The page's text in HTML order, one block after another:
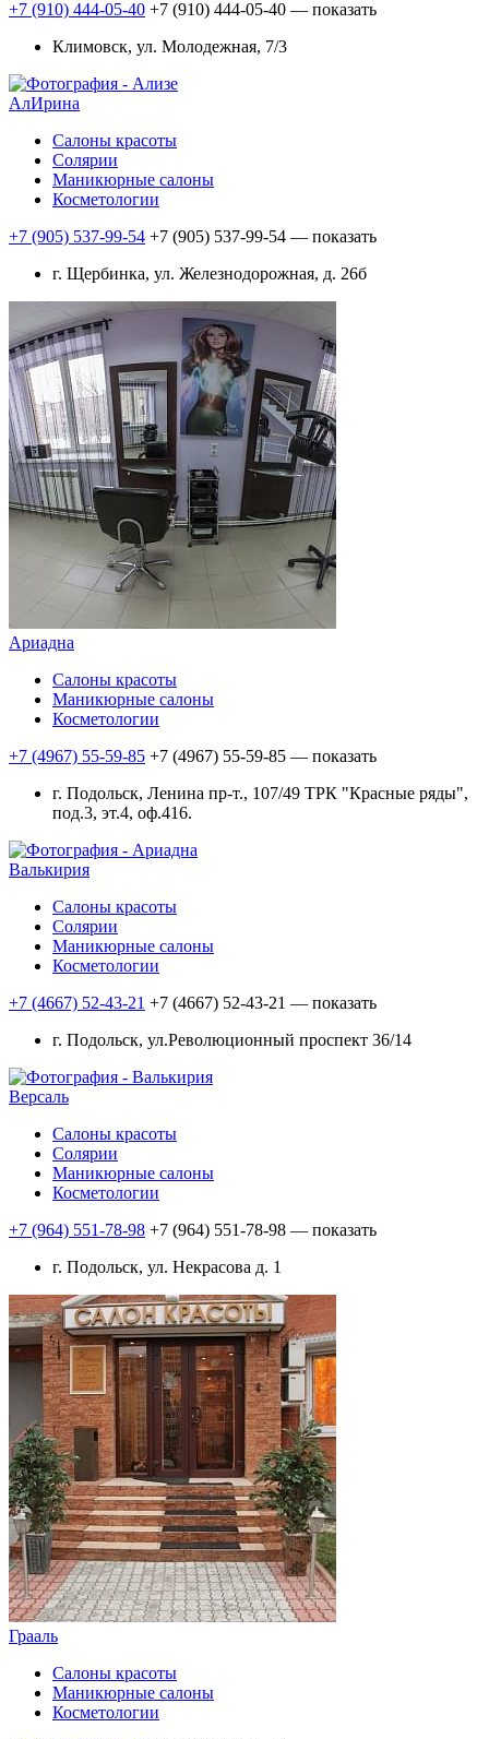
+7 (910) 444-05-40 +7 (910) 444-05-40 — показать
Климовск, ул. Молодежная, 7/3
АлИрина
Салоны красоты
Солярии
Маникюрные салоны
Косметологии
+7 (905) 537-99-54 +7 (905) 537-99-54 — показать
г. Щербинка, ул. Железнодорожная, д. 26б
Ариадна
Салоны красоты
Маникюрные салоны
Косметологии
+7 (4967) 55-59-85 +7 (4967) 55-59-85 — показать
г. Подольск, Ленина пр-т., 107/49 ТРК "Красные ряды",
под.3, эт.4, оф.416.
Валькирия
Салоны красоты
Солярии
Маникюрные салоны
Косметологии
+7 (4667) 52-43-21 +7 (4667) 52-43-21 — показать
г. Подольск, ул.Революционный проспект 36/14
Версаль
Салоны красоты
Солярии
Маникюрные салоны
Косметологии
+7 (964) 551-78-98 +7 (964) 551-78-98 — показать
г. Подольск, ул. Некрасова д. 1
Грааль
Салоны красоты
Маникюрные салоны
Косметологии